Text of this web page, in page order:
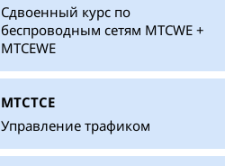
Сдвоенный курс по
беспроводным сетям MTCWE +
MTCEWE
MTCTCE
Управление трафиком